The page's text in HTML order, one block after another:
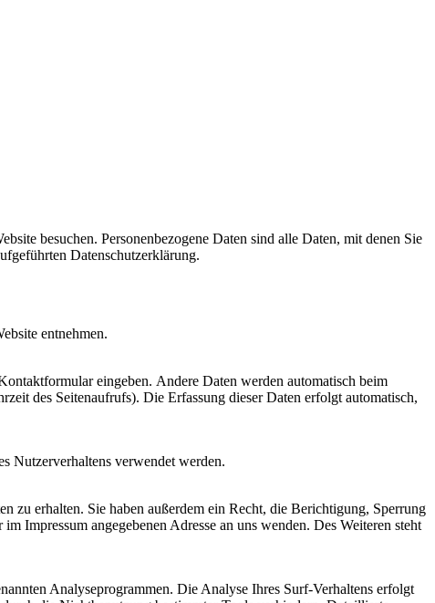
besuchen. Personenbezogene Daten sind alle Daten, mit denen Sie
Datenschutzerklärung.
entnehmen.
eingeben. Andere Daten werden automatisch beim
des Seitenaufrufs). Die Erfassung dieser Daten erfolgt automatisch,
Nutzerverhaltens verwendet werden.
zu erhalten. Sie haben außerdem ein Recht, die Berichtigung, Sperrung
Impressum angegebenen Adresse an uns wenden. Des Weiteren steht
Analyseprogrammen. Die Analyse Ihres Surf-Verhaltens erfolgt